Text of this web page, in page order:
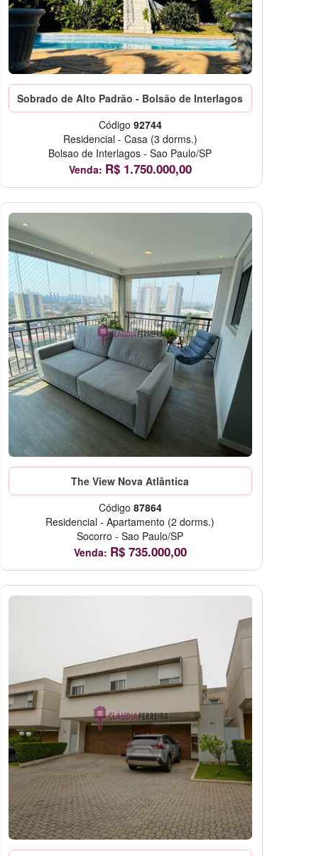
Sobrado de Alto Padrão - Bolsão de Interlagos
Código 92744
Residencial - Casa (3 dorms.)
Bolsao de Interlagos -Sao Paulo/SP
Venda: R$ 1.750.000,00
The View Nova Atlântica
Código 87864
Residencial -Apartamento (2 dorms.)
Socorro -Sao Paulo/SP
Venda: R$ 735.000,00